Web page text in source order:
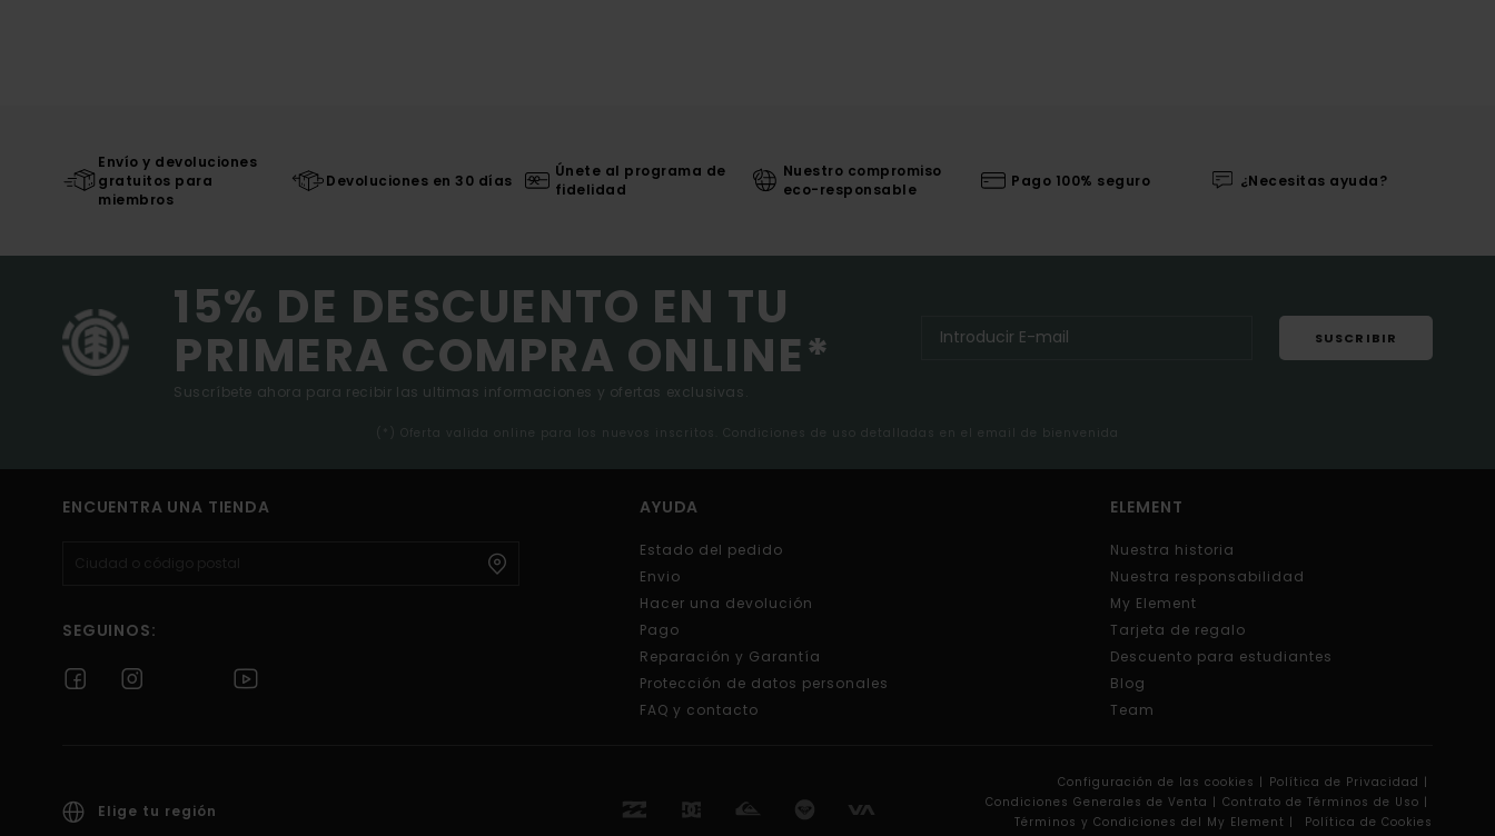
Envío y devoluciones
gratuitos para
miembros
Devoluciones en 30 días
Únete al programa de
fidelidad
Nuestro compromiso
eco-responsable
Pago 100% seguro ¿Necesitas ayuda?
15% DE DESCUENTO EN TU
PRIMERA COMPRA ONLINE*
Suscríbete ahora para recibir las ultimas informaciones y ofertas exclusivas.
SUSCRIBIR
(*) Oferta valida online para los nuevos inscritos. Condiciones de uso detalladas en el email de bienvenida
ENCUENTRA UNA TIENDA
SEGUINOS:
AYUDA
Estado del pedido
Envio
Hacer una devolución
Pago
Reparación y Garantía
Protección de datos personales
FAQ y contacto
ELEMENT
Nuestra historia
Nuestra responsabilidad
My Element
Tarjeta de regalo
Descuento para estudiantes
Blog
Team
Elige tu región
Configuración de las cookies | Política de Privacidad |
Condiciones Generales de Venta | Contrato de Términos de Uso |
Términos y Condiciones del My Element |
Política de Cookies